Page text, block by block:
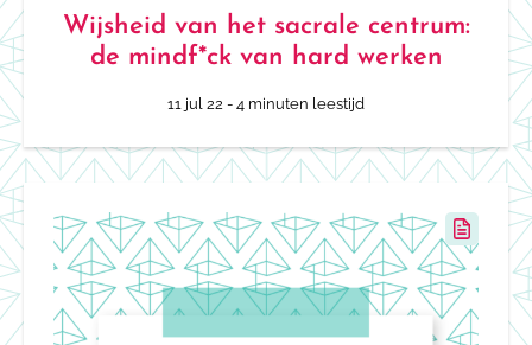
Wijsheid van het sacrale centrum:
de mindf*ck van hard werken
11 jul 22 - 4 minuten leestijd